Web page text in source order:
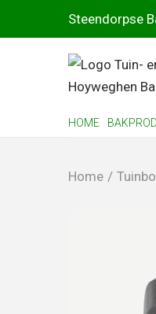
Steendorpse
HOME
Home /